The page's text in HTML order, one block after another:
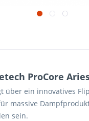
ProCore
über ein innovatives
massive
sein.